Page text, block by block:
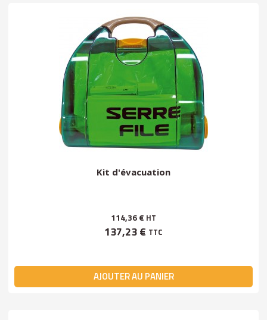
Kit d'évacuation
114,36 € HT
137,23 € TTC
AJOUTER AU PANIER